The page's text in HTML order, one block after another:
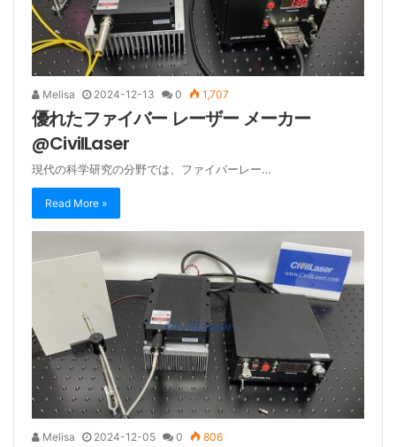
Melisa 2024-12-13 0 1,707
優れたファイバー レーザー メーカー
@CivilLaser
現代の科学研究の分野では、ファイバーレー…
Read More »
Melisa 2024-12-05 0 806